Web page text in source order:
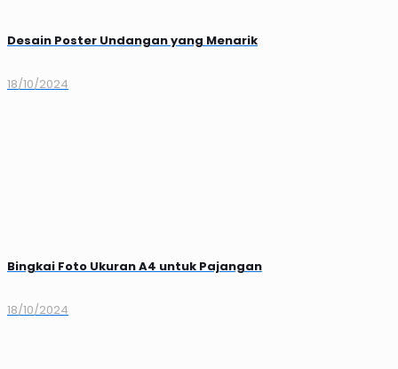
Desain Poster Undangan yang Menarik
18/10/2024
Bingkai Foto Ukuran A4 untuk Pajangan
18/10/2024